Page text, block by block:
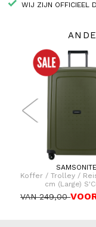
WIJ ZIJN OFFICIEEL
SAMSONITE
Koffer / Trolley /
cm (Large)
VAN 249,00